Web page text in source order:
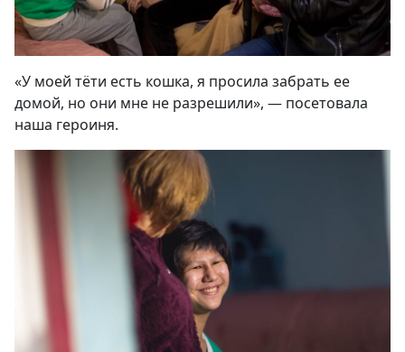
«У моей тёти есть кошка, я просила забрать ее
домой, но они мне не разрешили», — посетовала
наша героиня.